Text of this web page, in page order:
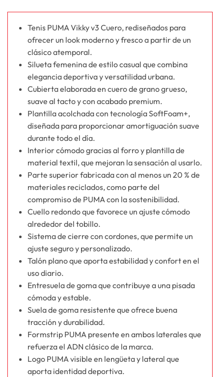
Tenis PUMA Vikky v3 Cuero, rediseñados para
ofrecer un look moderno y fresco a partir de un
clásico atemporal.
Silueta femenina de estilo casual que combina
elegancia deportiva y versatilidad urbana.
Cubierta elaborada en cuero de grano grueso,
suave al tacto y con acabado premium.
Plantilla acolchada con tecnología SoftFoam+,
diseñada para proporcionar amortiguación suave
durante todo el día.
Interior cómodo gracias al forro y plantilla de
material textil, que mejoran la sensación al usarlo.
Parte superior fabricada con al menos un 20 % de
materiales reciclados, como parte del
compromiso de PUMA con la sostenibilidad.
Cuello redondo que favorece un ajuste cómodo
alrededor del tobillo.
Sistema de cierre con cordones, que permite un
ajuste seguro y personalizado.
Talón plano que aporta estabilidad y confort en el
uso diario.
Entresuela de goma que contribuye a una pisada
cómoda y estable.
Suela de goma resistente que ofrece buena
tracción y durabilidad.
Formstrip PUMA presente en ambos laterales que
refuerza el ADN clásico de la marca.
Logo PUMA visible en lengüeta y lateral que
aporta identidad deportiva.